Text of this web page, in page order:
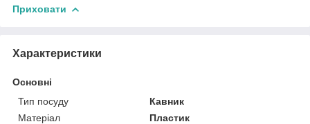
Приховати
Характеристики
Основні
Тип посуду
Кавник
Матеріал
Пластик